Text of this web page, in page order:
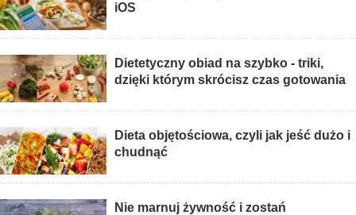
iOS
Dietetyczny obiad na szybko - triki,
dzięki którym skrócisz czas gotowania
Dieta objętościowa, czyli jak jeść dużo i
chudnąć
Nie marnuj żywność i zostań